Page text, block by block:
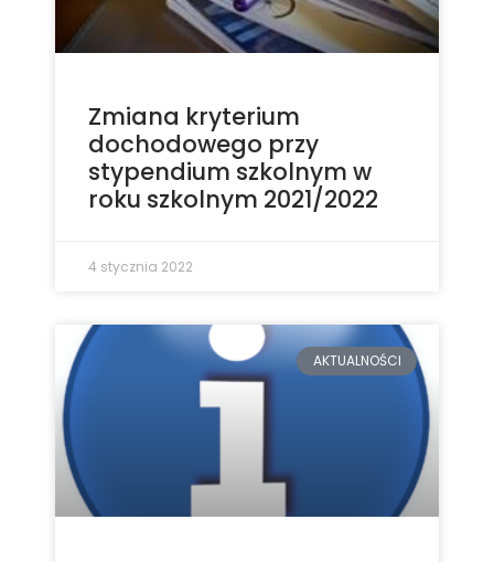
Zmiana kryterium
dochodowego przy
stypendium szkolnym w
roku szkolnym 2021/2022
4 stycznia 2022
AKTUALNOŚCI